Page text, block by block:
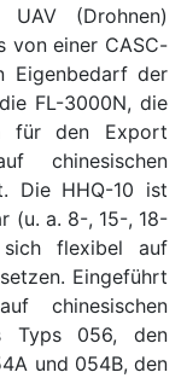
UAV (Drohnen)
von einer CASC-
Eigenbedarf der
FL-3000N, die
für den Export
chinesischen
Die HHQ-10 ist
(u. a. 8-, 15-, 18-
flexibel auf
Eingeführt
chinesischen
Typs 056, den
und 054B, den